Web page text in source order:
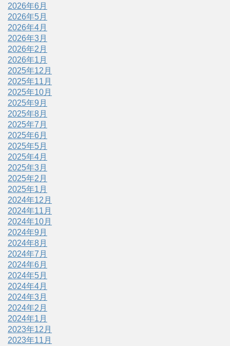
2026年6月
2026年5月
2026年4月
2026年3月
2026年2月
2026年1月
2025年12月
2025年11月
2025年10月
2025年9月
2025年8月
2025年7月
2025年6月
2025年5月
2025年4月
2025年3月
2025年2月
2025年1月
2024年12月
2024年11月
2024年10月
2024年9月
2024年8月
2024年7月
2024年6月
2024年5月
2024年4月
2024年3月
2024年2月
2024年1月
2023年12月
2023年11月